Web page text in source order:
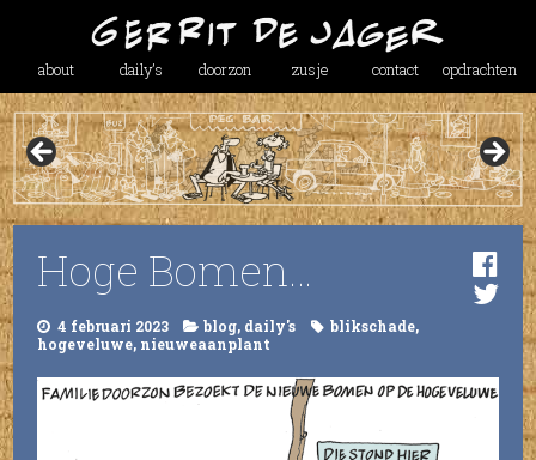
about daily’s doorzon zusje contact opdrachten
Hoge Bomen…
4 februari 2023 blog, daily's blikschade,
hogeveluwe, nieuweaanplant